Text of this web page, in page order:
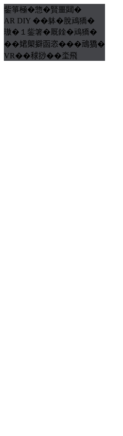
鈭箏極�惣�賢畺閮�
AR DIY ��躰�脫䲮獢�
璈�１鈭箸�厩鍂�䲮獢�
��𡝗㮾擗函恣���䲮獢�
VR��𥟇挱��坔飛